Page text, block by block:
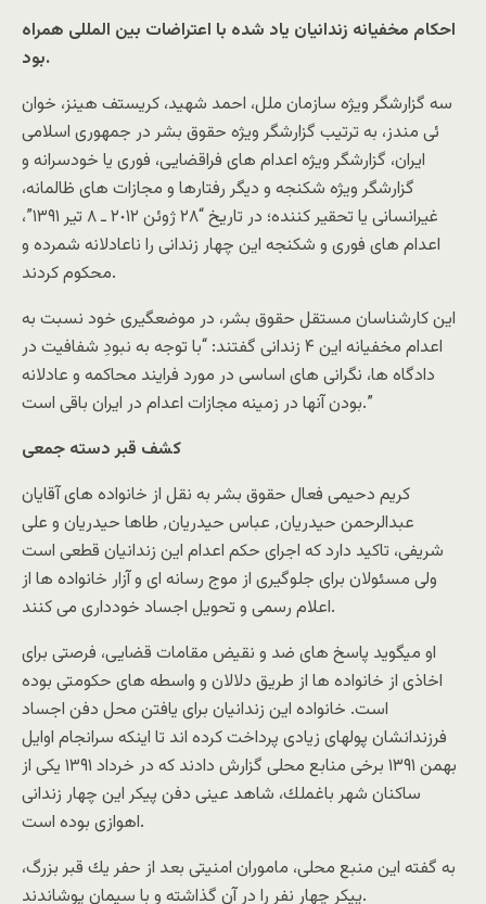
احکام مخفيانه زندانيان ياد شده با اعتراضات بين المللى همراه
بود.
سه گزارشگر ويژه سازمان ملل، احمد شهيد، کريستف هينز، خوان
ئى مندز، به ترتيب گزارشگر ويژه حقوق بشر در جمهورى اسلامى
ايران، گزارشگر ويژه اعدام هاى فراقضايى، فورى يا خودسرانه و
گزارشگر ويژه شکنجه و ديگر رفتارها و مجازات هاى ظالمانه،
غيرانسانى يا تحقير کننده؛ در تاريخ “٢٨ ژوئن ٢٠١٢ ـ ٨ تير ١٣۹١”،
اعدام هاى فورى و شکنجه اين چهار زندانى را ناعادلانه شمرده و
محکوم کردند.
اين کارشناسان مستقل حقوق بشر، در موضعگيرى خود نسبت به
اعدام مخفيانه اين ۴ زندانى گفتند: “با توجه به نبودِ شفافيت در
دادگاه ها، نگرانى هاى اساسى در مورد فرايند محاکمه و عادلانه
بودن آنها در زمينه مجازات اعدام در ايران باقى است.”
کشف قبر دسته جمعى
کريم دحيمى فعال حقوق بشر به نقل از خانواده های آقايان
عبدالرحمن حيدريان٬ عباس حيدريان٬ طاها حيدريان و على
شريفى، تاکيد دارد که اجراى حکم اعدام اين زندانيان قطعى است
ولى مسئولان براى جلوگيرى از موج رسانه اى و آزار خانواده ها از
اعلام رسمى و تحويل اجساد خوددارى مى کنند.
او ميگويد پاسخ هاى ضد و نقيض مقامات قضايى، فرصتى براى
اخاذى از خانواده ها از طريق دلالان و واسطه هاى حکومتى بوده
است. خانواده اين زندانيان براى يافتن محل دفن اجساد
فرزندانشان پولهاى زيادى پرداخت کرده اند تا اينکه سرانجام اوايل
بهمن ١٣۹١ برخى منابع محلى گزارش دادند که در خرداد ١٣٩١ يكى از
ساكنان شهر باغملك، شاهد عينى دفن پيكر اين چهار زندانى
اهوازى بوده است.
به گفته اين منبع محلى، ماموران امنيتى بعد از حفر يك قبر بزرگ،
پيكر چهار نفر را در آن گذاشته و با سيمان پوشاندند.